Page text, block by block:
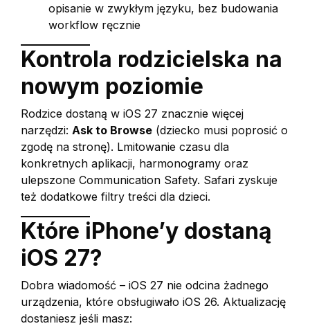
opisanie w zwykłym języku, bez budowania
workflow ręcznie
Kontrola rodzicielska na
nowym poziomie
Rodzice dostaną w iOS 27 znacznie więcej
narzędzi: Ask to Browse (dziecko musi poprosić o
zgodę na stronę). Lmitowanie czasu dla
konkretnych aplikacji, harmonogramy oraz
ulepszone Communication Safety. Safari zyskuje
też dodatkowe filtry treści dla dzieci.
Które iPhone’y dostaną
iOS 27?
Dobra wiadomość – iOS 27 nie odcina żadnego
urządzenia, które obsługiwało iOS 26. Aktualizację
dostaniesz jeśli masz: